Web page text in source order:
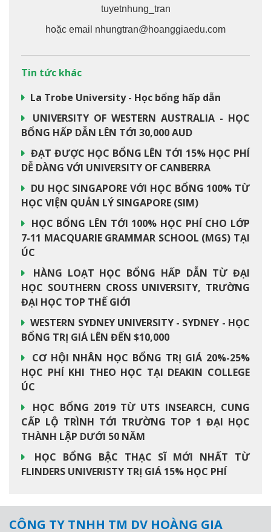
tuyetnhung_tran
hoặc email nhungtran@hoanggiaedu.com
Tin tức khác
La Trobe University - Học bổng hấp dẫn
UNIVERSITY OF WESTERN AUSTRALIA - HỌC
BỔNG HẤP DẪN LÊN TỚI 30,000 AUD
ĐẠT ĐƯỢC HỌC BỔNG LÊN TỚI 15% HỌC PHÍ
DỄ DÀNG VỚI UNIVERSITY OF CANBERRA
DU HỌC SINGAPORE VỚI HỌC BỔNG 100% TỪ
HỌC VIỆN QUẢN LÝ SINGAPORE (SIM)
HỌC BỔNG LÊN TỚI 100% HỌC PHÍ CHO LỚP
7-11 MACQUARIE GRAMMAR SCHOOL (MGS) TẠI
ÚC
HÀNG LOẠT HỌC BỔNG HẤP DẪN TỪ ĐẠI
HỌC SOUTHERN CROSS UNIVERSITY, TRƯỜNG
ĐẠI HỌC TOP THẾ GIỚI
WESTERN SYDNEY UNIVERSITY - SYDNEY - HỌC
BỔNG TRỊ GIÁ LÊN ĐẾN $10,000
CƠ HỘI NHÂN HỌC BỔNG TRỊ GIÁ 20%-25%
HỌC PHÍ KHI THEO HỌC TẠI DEAKIN COLLEGE
ÚC
HỌC BỔNG 2019 TỪ UTS INSEARCH, CUNG
CẤP LỘ TRÌNH TỚI TRƯỜNG TOP 1 ĐẠI HỌC
THÀNH LẬP DƯỚI 50 NĂM
HỌC BỔNG BẬC THẠC SĨ MỚI NHẤT TỪ
FLINDERS UNIVERISTY TRỊ GIÁ 15% HỌC PHÍ
CÔNG TY TNHH TM DV HOÀNG GIA